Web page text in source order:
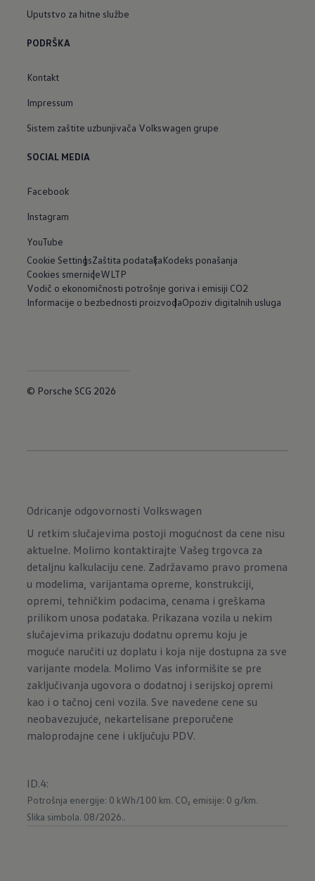
Uputstvo za hitne službe
PODRŠKA
Kontakt
Impressum
Sistem zaštite uzbunjivača Volkswagen grupe
SOCIAL MEDIA
Facebook
Instagram
YouTube
Cookie SettingsZaštita podatakaKodeks ponašanja
Cookies smerniceWLTP
Vodič o ekonomičnosti potrošnje goriva i emisiji CO2
Informacije o bezbednosti proizvodaOpoziv digitalnih usluga
© Porsche SCG 2026
Odricanje odgovornosti Volkswagen
U retkim slučajevima postoji mogućnost da cene nisu
aktuelne. Molimo kontaktirajte Vašeg trgovca za
detaljnu kalkulaciju cene. Zadržavamo pravo promena
u modelima, varijantama opreme, konstrukciji,
opremi, tehničkim podacima, cenama i greškama
prilikom unosa podataka. Prikazana vozila u nekim
slučajevima prikazuju dodatnu opremu koju je
moguće naručiti uz doplatu i koja nije dostupna za sve
varijante modela. Molimo Vas informišite se pre
zaključivanja ugovora o dodatnoj i serijskoj opremi
kao i o tačnoj ceni vozila. Sve navedene cene su
neobavezujuće, nekartelisane preporučene
maloprodajne cene i uključuju PDV.
ID.4:
Potrošnja energije: 0 kWh/100 km. CO₂ emisije: 0 g/km.
Slika simbola. 08/2026..